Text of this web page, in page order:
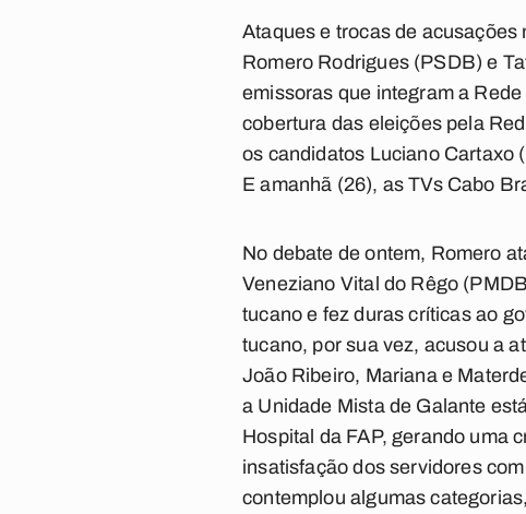
Ataques e trocas de
Romero Rodrigues (PSDB) e
emissoras que integram a
cobertura das eleições pela
os candidatos Luciano Cartaxo
E amanhã (26), as TVs Cabo
No debate de ontem, Romero
Veneziano Vital do Rêgo
tucano e fez duras críticas ao
tucano, por sua vez, acusou a
João Ribeiro, Mariana e
a Unidade Mista de Galante
Hospital da FAP, gerando uma
insatisfação dos servidores
contemplou algumas